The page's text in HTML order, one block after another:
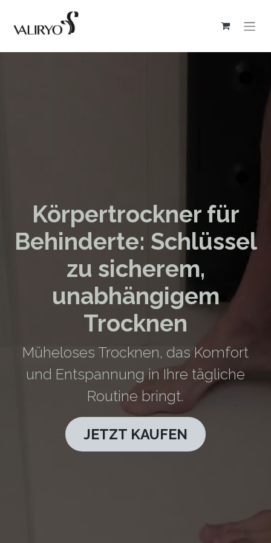
Körpertrockner für
Behinderte: Schlüssel
zu sicherem,
unabhängigem
Trocknen
Müheloses Trocknen, das Komfort
und Entspannung in Ihre tägliche
Routine bringt.
JETZT KAUFEN​​​​